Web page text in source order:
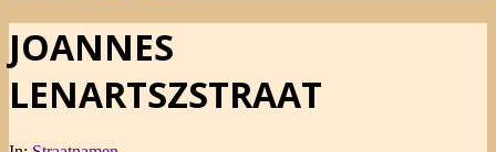
JOANNES
LENARTSZSTRAAT